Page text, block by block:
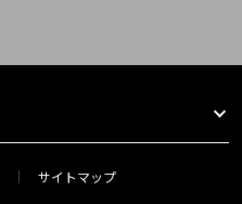
サイトマップ